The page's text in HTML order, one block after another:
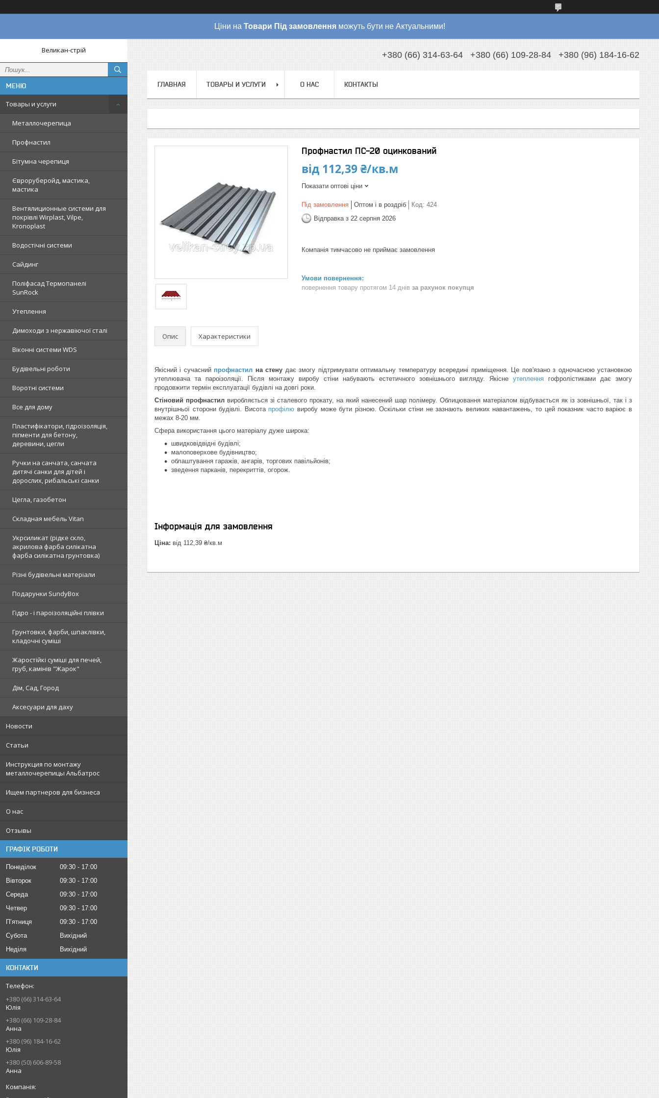
Ціни на Товари Під замовлення можуть бути не Актуальними!
Великан-стрій
Товары и услуги
Металлочерепица
Профнастил
Бітумна черепиця
Євроруберойд, мастика,
мастика
Вентялиционные системи для
покрівлі Wirplast, Vilpe,
Kronoplast
Водостічні системи
Сайдинг
Поліфасад Термопанелі
SunRock
Утеплення
Димоходи з нержавіючої сталі
Віконні системи WDS
Будівельні роботи
Воротні системи
Все для дому
Пластифікатори, гідроізоляція,
пігменти для бетону,
деревини, цегли
Ручки на санчата, санчата
дитячі санки для дітей і
дорослих, рибальські санки
Цегла, газобетон
Складная мебель Vitan
Укрсиликат (рідке скло,
акрилова фарба силікатна
фарба силікатна грунтовка)
Різні будівельні матеріали
Подарунки SundyBox
Гідро - і пароізоляційні плівки
Грунтовки, фарби, шпаклівки,
кладочні суміші
Жаростійкі суміші для печей,
груб, камінів "Жарок"
Дім, Сад, Город
Аксесуари для даху
Новости
Статьи
Инструкция по монтажу
металлочерепицы Альбатрос
Ищем партнеров для бизнеса
О нас
Отзывы
ГРАФІК РОБОТИ
Понеділок 09:30
17:00
Вівторок
09:30
17:00
Середа
09:30
17:00
Четвер
09:30
17:00
Пʼятниця
09:30
17:00
Субота
Вихідний
Неділя
Вихідний
КОНТАКТИ
+380 (66) 314-63-64
Юлія
+380 (66) 109-28-84
Анна
+380 (96) 184-16-62
Юлія
+380 (50) 606-89-58
Анна
+380 (66) 314-63-64 +380 (66) 109-28-84 +380 (96) 184-16-62
ГЛАВНАЯ ТОВАРЫ И УСЛУГИ О НАС КОНТАКТЫ
Профнастил ПС-20 оцинкований
від 112,39 ₴/кв.м
Показати оптові ціни
Під замовлення Оптом і в роздріб Код: 424
Відправка з 22 серпня 2026
Компанія тимчасово не приймає замовлення
повернення товару протягом 14 днів за рахунок покупця
Опис Характеристики
Якісний і сучасний профнастил на стену дає змогу підтримувати оптимальну температуру всередині приміщення. Це пов'язано з одночасною установкою
утеплювача та пароізоляції. Після монтажу виробу стіни набувають естетичного зовнішнього вигляду. Якісне утеплення гофролістиками дає змогу
продовжити термін експлуатації будівлі на довгі роки.
Стіновий профнастил виробляється зі сталевого прокату, на який нанесений шар полімеру. Облицювання матеріалом відбувається як із зовнішньої, так і з
внутрішньої сторони будівлі. Висота профілю виробу може бути різною. Оскільки стіни не зазнають великих навантажень, то цей показник часто варіює в
межах 8-20 мм.
Сфера використання цього матеріалу дуже широка:
швидковідвідні будівлі;
малоповерхове будівництво;
облаштування гаражів, ангарів, торгових павільйонів;
зведення парканів, перекриттів, огорож.
Інформація для замовлення
Ціна: від 112,39 ₴/кв.м